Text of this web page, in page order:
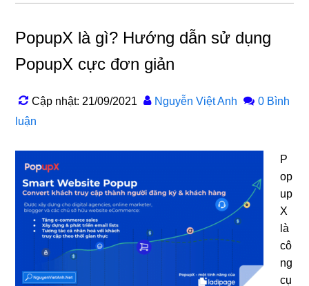
PopupX là gì? Hướng dẫn sử dụng
PopupX cực đơn giản
Cập nhật: 21/09/2021 Nguyễn Việt Anh
0 Bình
luận
P
op
up
X
là
cô
ng
cụ